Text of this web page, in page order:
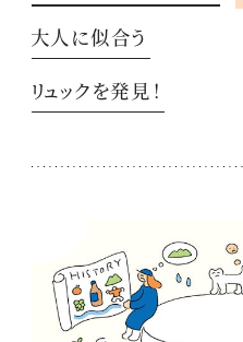
大人に似合う
リュックを発見！